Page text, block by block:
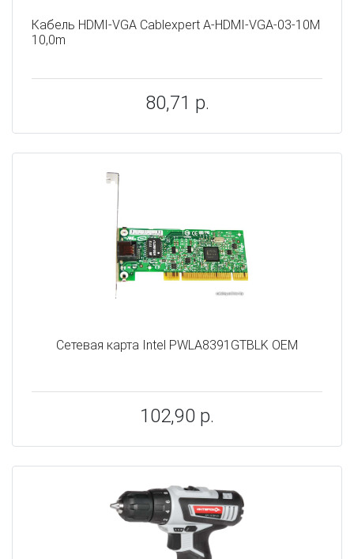
Кабель HDMI-VGA Cablexpert A-HDMI-VGA-03-10M
10,0m
80,71 р.
Сетевая карта Intel PWLA8391GTBLK OEM
102,90 р.